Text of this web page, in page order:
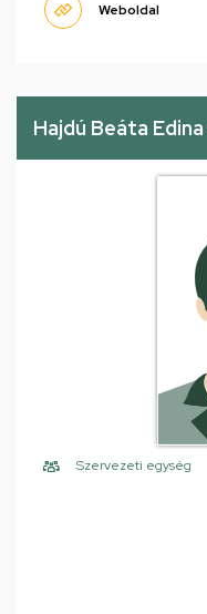
Weboldal
Hajdú Beáta Edina
Szervezeti egység